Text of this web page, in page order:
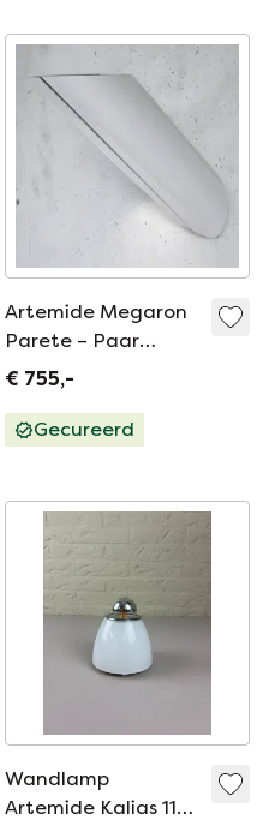
Artemide Megaron
Parete – Paar
wandlampen van
1970
€ 755,-
Gecureerd
Wandlamp
Artemide Kalias 110